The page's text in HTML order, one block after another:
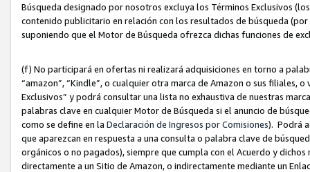
Búsqueda designado por nosotros excluya los Términos Exclusivos
contenido publicitario en relación con los resultados de búsqueda
suponiendo que el Motor de Búsqueda ofrezca dichas funciones de
(f) No participará en ofertas ni realizará adquisiciones en torno a
“amazon”, “Kindle”, o cualquier otra marca de Amazon o sus filiales,
Exclusivos” y podrá consultar una lista no exhaustiva de nuestras
palabras clave en cualquier Motor de Búsqueda si el anuncio de
como se define en la Declaración de Ingresos por Comisiones). Podrá
que aparezcan en respuesta a una consulta o palabra clave de
orgánicos o no pagados), siempre que cumpla con el Acuerdo y
directamente a un Sitio de Amazon, o indirectamente mediante un